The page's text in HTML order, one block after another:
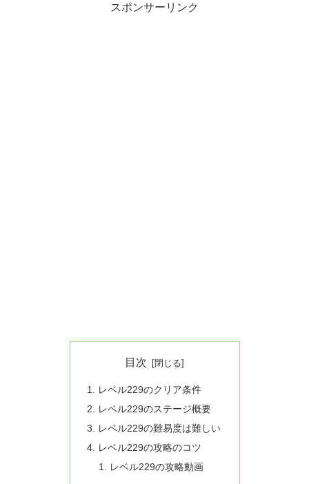
スポンサーリンク
目次
レベル229のクリア条件
レベル229のステージ概要
レベル229の難易度は難しい
レベル229の攻略のコツ
レベル229の攻略動画